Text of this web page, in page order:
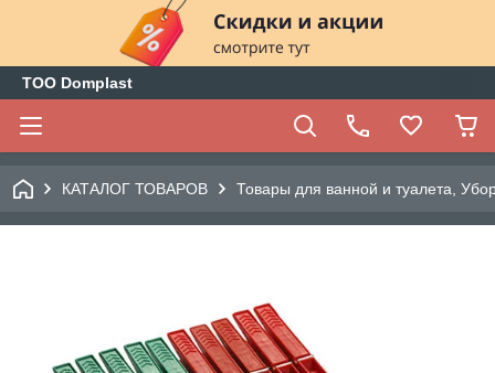
ТОО Domplast
КАТАЛОГ ТОВАРОВ Товары для ванной и туалета,